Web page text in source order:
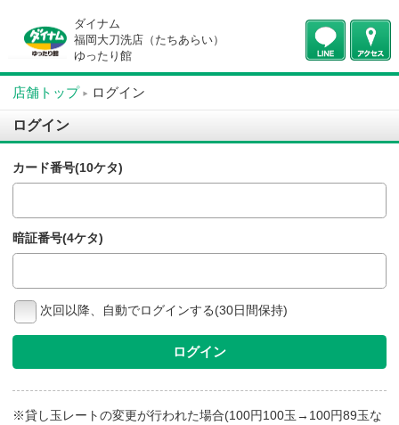
ダイナム
福岡大刀洗店（たちあらい）
ゆったり館
店舗トップ ログイン
ログイン
カード番号(10ケタ)
暗証番号(4ケタ)
次回以降、自動でログインする(30日間保持)